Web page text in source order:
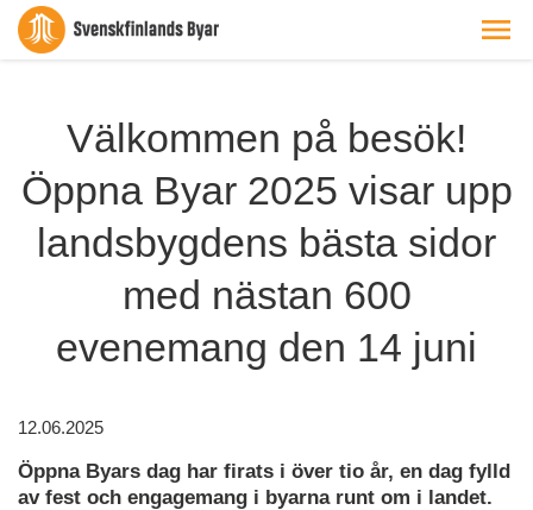
Välkommen på besök!
Öppna Byar 2025 visar upp
landsbygdens bästa sidor
med nästan 600
evenemang den 14 juni
12.06.2025
Öppna Byars dag har firats i över tio år, en dag fylld
av fest och engagemang i byarna runt om i landet.